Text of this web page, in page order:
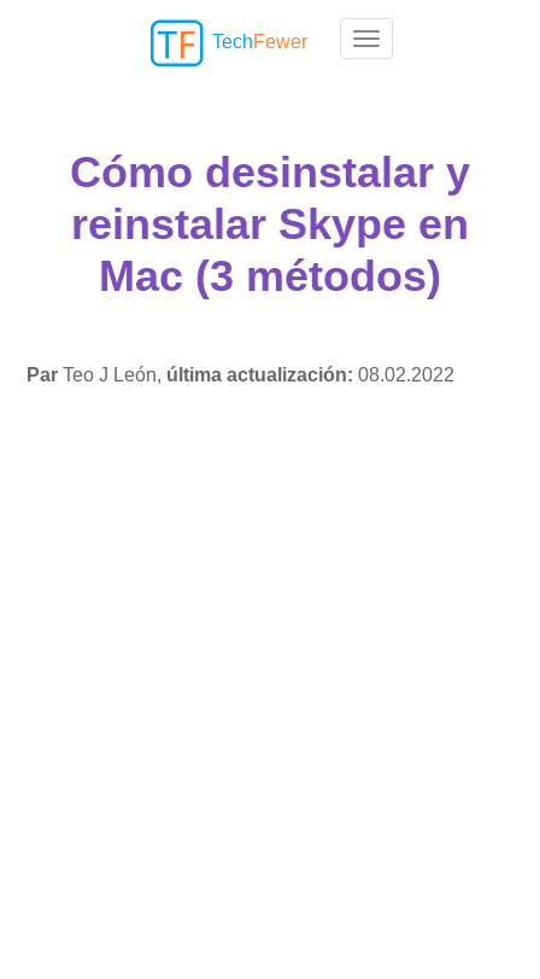
Toggle navigation
TechFewer
Cómo desinstalar y
reinstalar Skype en
Mac (3 métodos)
Par Teo J León, última actualización:08.02.2022